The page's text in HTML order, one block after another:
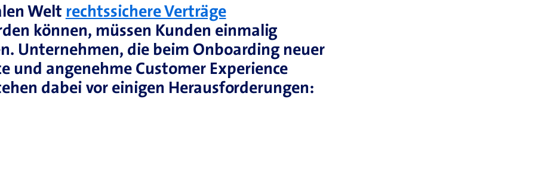
Welt rechtssichere Verträge
können, müssen Kunden einmalig
Unternehmen, die beim Onboarding neuer
und angenehme Customer Experience
dabei vor einigen Herausforderungen: